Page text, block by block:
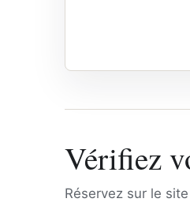
Vérifiez
Réservez sur le